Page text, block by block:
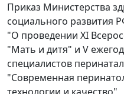
Приказ Министерства
социального развития
"О проведении XI
"Мать и дитя" и V
специалистов
"Современная